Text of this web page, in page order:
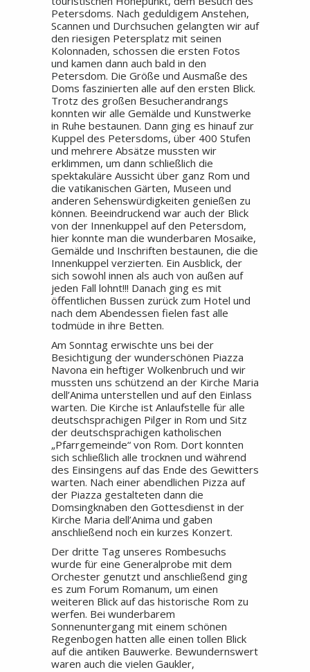
Petersdoms. Nach geduldigem Anstehen,
Scannen und Durchsuchen gelangten wir auf
den riesigen Petersplatz mit seinen
Kolonnaden, schossen die ersten Fotos
und kamen dann auch bald in den
Petersdom. Die Größe und Ausmaße des
Doms faszinierten alle auf den ersten Blick.
Trotz des großen Besucherandrangs
konnten wir alle Gemälde und Kunstwerke
in Ruhe bestaunen. Dann ging es hinauf zur
Kuppel des Petersdoms, über 400 Stufen
und mehrere Absätze mussten wir
erklimmen, um dann schließlich die
spektakuläre Aussicht über ganz Rom und
die vatikanischen Gärten, Museen und
anderen Sehenswürdigkeiten genießen zu
können. Beeindruckend war auch der Blick
von der Innenkuppel auf den Petersdom,
hier konnte man die wunderbaren Mosaike,
Gemälde und Inschriften bestaunen, die die
Innenkuppel verzierten. Ein Ausblick, der
sich sowohl innen als auch von außen auf
jeden Fall lohnt!!! Danach ging es mit
öffentlichen Bussen zurück zum Hotel und
nach dem Abendessen fielen fast alle
todmüde in ihre Betten.
Am Sonntag erwischte uns bei der
Besichtigung der wunderschönen Piazza
Navona ein heftiger Wolkenbruch und wir
mussten uns schützend an der Kirche Maria
dell’Anima unterstellen und auf den Einlass
warten. Die Kirche ist Anlaufstelle für alle
deutschsprachigen Pilger in Rom und Sitz
der deutschsprachigen katholischen
„Pfarrgemeinde“ von Rom. Dort konnten
sich schließlich alle trocknen und während
des Einsingens auf das Ende des Gewitters
warten. Nach einer abendlichen Pizza auf
der Piazza gestalteten dann die
Domsingknaben den Gottesdienst in der
Kirche Maria dell’Anima und gaben
anschließend noch ein kurzes Konzert.
Der dritte Tag unseres Rombesuchs
wurde für eine Generalprobe mit dem
Orchester genutzt und anschließend ging
es zum Forum Romanum, um einen
weiteren Blick auf das historische Rom zu
werfen. Bei wunderbarem
Sonnenuntergang mit einem schönen
Regenbogen hatten alle einen tollen Blick
auf die antiken Bauwerke. Bewundernswert
waren auch die vielen Gaukler,